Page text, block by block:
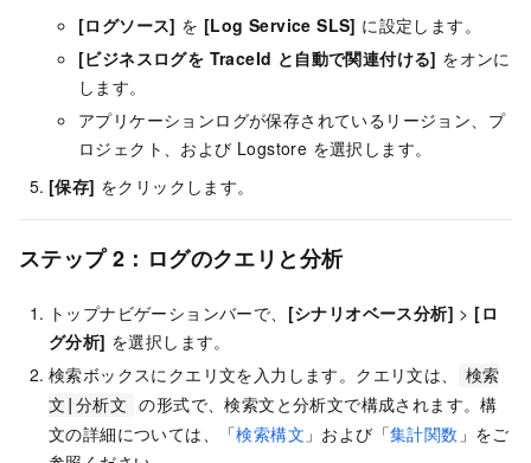
[ログソース] を [Log Service SLS] に設定します。
[ビジネスログを TraceId と自動で関連付ける] をオンに
します。
アプリケーションログが保存されているリージョン、プ
ロジェクト、および Logstore を選択します。
[保存] をクリックします。
ステップ 2：ログのクエリと分析
トップナビゲーションバーで、 [シナリオベース分析] > [ロ
グ分析] を選択します。
検索ボックスにクエリ文を入力します。クエリ文は、
検索
文|分析文
の形式で、検索文と分析文で構成されます。構
文の詳細については、「検索構文 」および「集計関数 」をご